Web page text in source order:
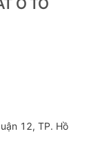
Ô TÔ
12, TP. Hồ